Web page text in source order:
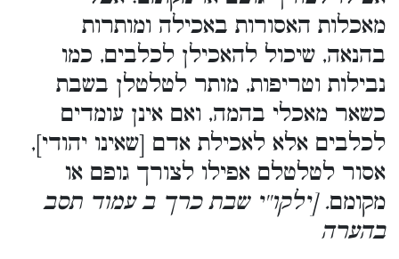
מאכלות האסורות באכילה ומותרות
בהנאה, שיכול להאכילן לכלבים, כמו
נבילות וטריפות, מותר לטלטלן בשבת
כשאר מאכלי בהמה, ואם אינן עומדים
לכלבים אלא לאכילת אדם [שאינו יהודי],
אסור לטלטלם אפילו לצורך גופם או
מקומם. [ילקו''י שבת כרך ב עמוד תסב
בהערה